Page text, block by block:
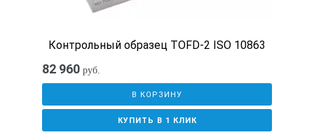
Контрольный образец TOFD-2 ISO 10863
82 960 руб.
В КОРЗИНУ
КУПИТЬ В 1 КЛИК